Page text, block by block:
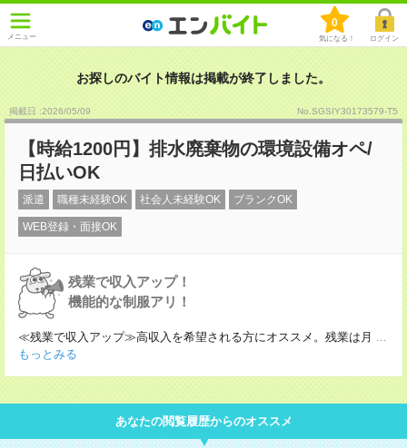
メニュー
0
気になる！ ログイン
お探しのバイト情報は掲載が終了しました。
掲載日 :2026/05/09 No.SGSIY30173579-T5
【時給1200円】排水廃棄物の環境設備オペ/
日払いOK
派遣 職種未経験OK 社会人未経験OK ブランクOK
WEB登録・面接OK
残業で収入アップ！
機能的な制服アリ！
≪残業で収入アップ≫高収入を希望される方にオススメ。残業は月 ...
もっとみる
あなたの閲覧履歴からのオススメ